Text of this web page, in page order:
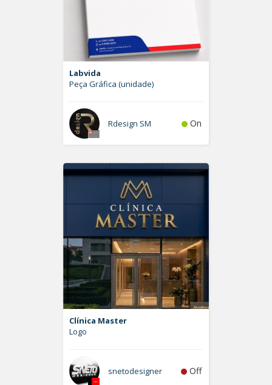
Labvida
Peça Gráfica (unidade)
Rdesign SM On
Clínica Master
Logo
snetodesigner Off